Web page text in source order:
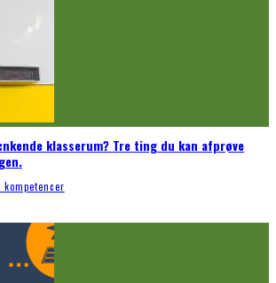
klasserum? Tre ting du kan afprøve